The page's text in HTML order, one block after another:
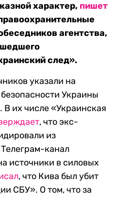
характер, пишет
агентства,
след».
указали на
Украины
их числе «Украинская
, что экс-
из
канал
источники в силовых
, что Кива был убит
СБУ». О том, что за